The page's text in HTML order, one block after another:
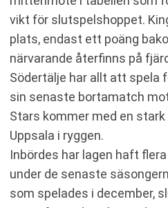
vikt för slutspelshoppet.
plats, endast ett poäng
närvarande återfinns på
Södertälje har allt att spela
sin senaste bortamatch
Stars kommer med en
Uppsala i ryggen.
Inbördes har lagen haft
under de senaste
som spelades i december,